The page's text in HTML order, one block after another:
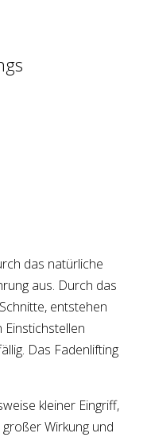
das natürliche
aus. Durch das
entstehen
Einstichstellen
Das Fadenlifting
kleiner Eingriff,
Wirkung und